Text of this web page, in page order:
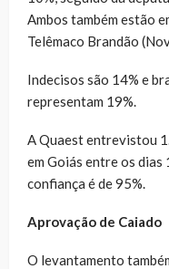
Ambos também estão
Telêmaco Brandão
Indecisos são 14% e
representam 19%.
A Quaest entrevistou
em Goiás entre os
confiança é de 95%.
Aprovação de Caiado
O levantamento